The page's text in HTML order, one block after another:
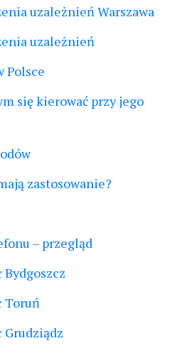
uzależnień Warszawa
uzależnień
Polsce
się kierować przy jego
zastosowanie?
– przegląd
Toruń
Grudziądz